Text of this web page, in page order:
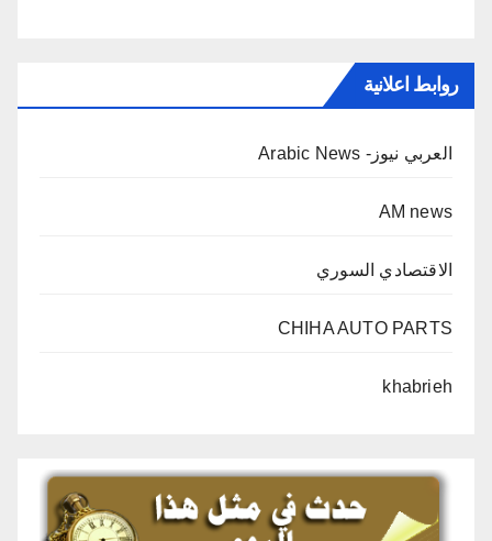
روابط اعلانية
العربي نيوز- Arabic News
AM news
الاقتصادي السوري
CHIHA AUTO PARTS
khabrieh